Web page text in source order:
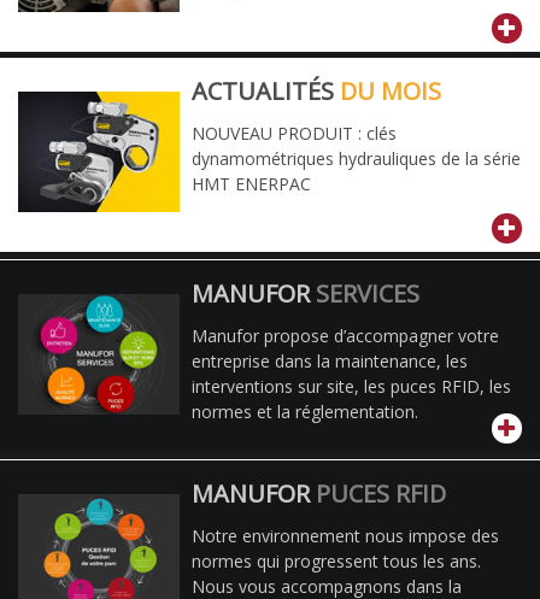
ACTUALITÉS DU MOIS
NOUVEAU PRODUIT : clés
dynamométriques hydrauliques de la série
HMT ENERPAC
MANUFORSERVICES
Manufor propose d’accompagner votre
entreprise dans la maintenance, les
interventions sur site, les puces RFID, les
normes et la réglementation.
MANUFOR PUCES RFID
Notre environnement nous impose des
normes qui progressent tous les ans.
Nous vous accompagnons dans la